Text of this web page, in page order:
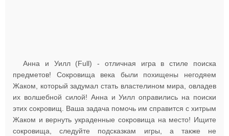
Анна и Уилл (Full) - отличная игра в стиле поиска
предметов! Сокровища века были похищены негодяем
Жаком, который задумал стать властелином мира, овладев
их волшебной силой! Анна и Уилл оправились на поиски
этих сокровищ. Ваша задача помочь им справится с хитрым
Жаком и вернуть украденные сокровища на место! Ищите
сокровища, следуйте подсказкам игры, а также не